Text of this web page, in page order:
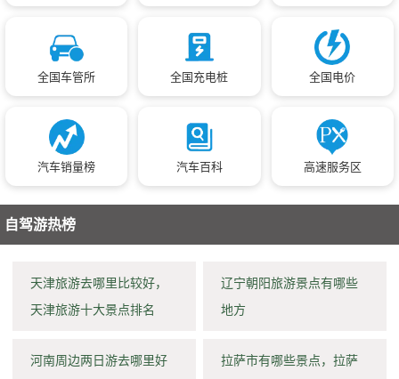
全国车管所 全国充电桩 全国电价
汽车销量榜 汽车百科 高速服务区
自驾游热榜
天津旅游去哪里比较好，
天津旅游十大景点排名
辽宁朝阳旅游景点有哪些
地方
河南周边两日游去哪里好
拉萨市有哪些景点，拉萨